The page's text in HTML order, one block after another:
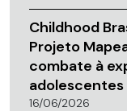
Childhood
Projeto
combate à
adolescentes
16/06/2026